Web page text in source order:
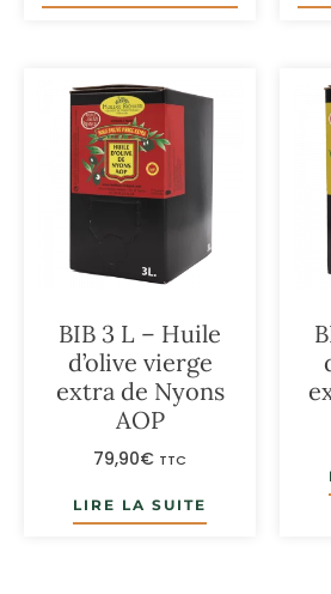
BIB 3 L – Huile
d’olive vierge
extra de Nyons
AOP
79,90€ TTC
LIRE LA SUITE